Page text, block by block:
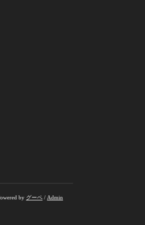
by グーペ / Admin